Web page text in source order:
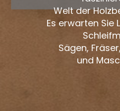
Welt der
Es erwarten Sie
Sägen,
und